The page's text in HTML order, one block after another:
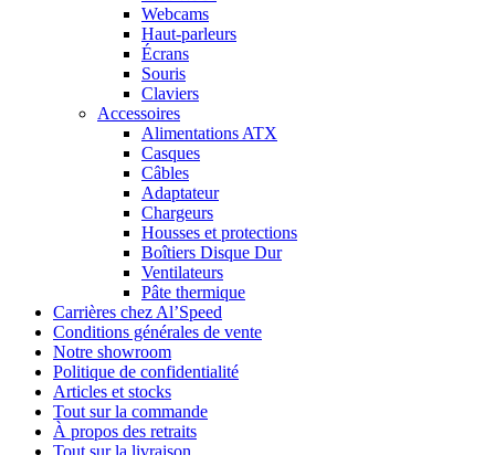
Webcams
Haut-parleurs
Écrans
Souris
Claviers
Accessoires
Alimentations ATX
Casques
Câbles
Adaptateur
Chargeurs
Housses et protections
Boîtiers Disque Dur
Ventilateurs
Pâte thermique
Carrières chez Al’Speed
Conditions générales de vente
Notre showroom
Politique de confidentialité
Articles et stocks
Tout sur la commande
À propos des retraits